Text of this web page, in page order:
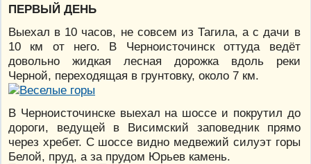
ПЕРВЫЙ ДЕНЬ
Выехал в 10 часов, не совсем из Тагила, а с дачи в
10 км от него. В Черноисточинск оттуда ведёт
довольно жидкая лесная дорожка вдоль реки
Черной, переходящая в грунтовку, около 7 км.
В Черноисточинске выехал на шоссе и покрутил до
дороги, ведущей в Висимский заповедник прямо
через хребет. С шоссе видно медвежий силуэт горы
Белой, пруд, а за прудом Юрьев камень.